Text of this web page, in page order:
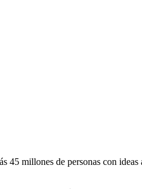
millones de personas con